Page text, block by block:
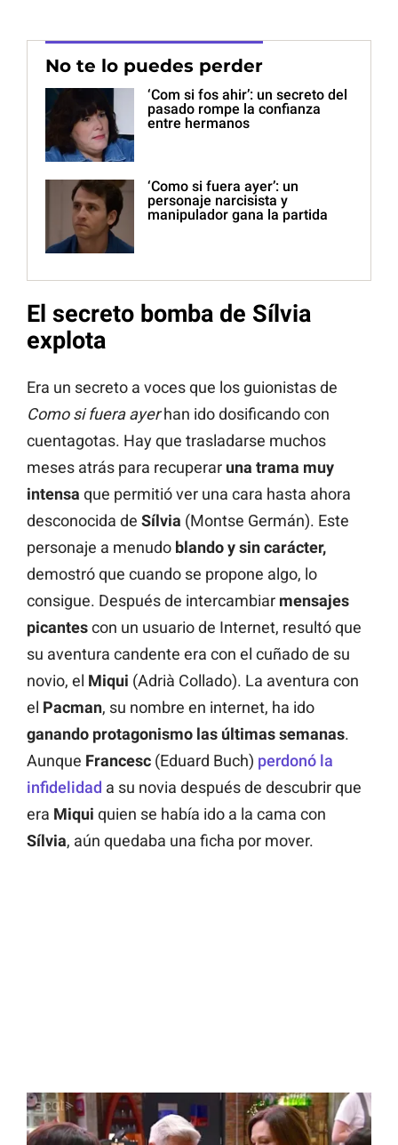
No te lo puedes perder
‘Com si fos ahir’: un secreto del
pasado rompe la confianza
entre hermanos
‘Como si fuera ayer’: un
personaje narcisista y
manipulador gana la partida
El secreto bomba de Sílvia
explota
Era un secreto a voces que los guionistas de
Como si fuera ayerhan ido dosificando con
cuentagotas. Hay que trasladarse muchos
meses atrás para recuperar una trama muy
intensa que permitió ver una cara hasta ahora
desconocida de Sílvia (Montse Germán). Este
personaje a menudo blando y sin carácter,
demostró que cuando se propone algo, lo
consigue. Después de intercambiar mensajes
picantescon un usuario de Internet, resultó que
su aventura candente era con el cuñado de su
novio, el Miqui (Adrià Collado). La aventura con
el Pacman, su nombre en internet, ha ido
ganando protagonismo las últimas semanas.
Aunque Francesc (Eduard Buch) perdonó la
infidelidad a su novia después de descubrir que
era Miqui quien se había ido a la cama con
Sílvia, aún quedaba una ficha por mover.